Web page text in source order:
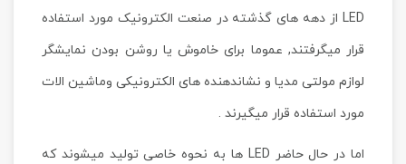
LED از دهه های گذشته در صنعت الکترونیک مورد استفاده
قرار میگرفتند, عموما برای خاموش یا روشن بودن نمایشگر
لوازم مولتی مدیا و نشاندهنده های الکترونیکی وماشین الات
مورد استفاده قرار میگیرند .
اما در حال حاضر LED ها به نحوه خاصی تولید میشوند که